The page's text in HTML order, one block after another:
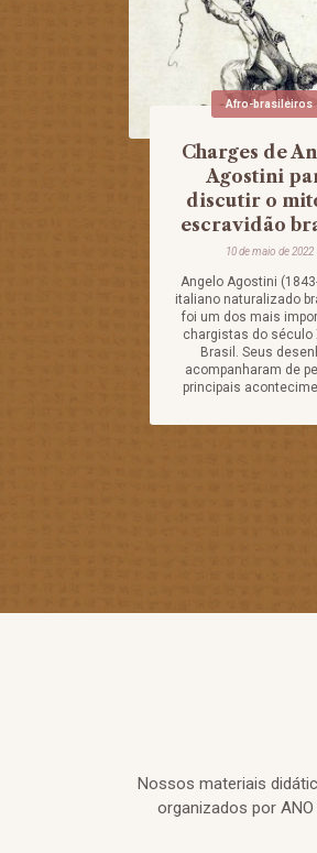
Afro-brasileiros
Charges de
Agostini
discutir o
escravidão
10 de maio de 2022
Angelo Agostini
italiano naturalizado
foi um dos mais
chargistas do século
Brasil. Seus
acompanharam de
principais
Nossos materiais
organizados por